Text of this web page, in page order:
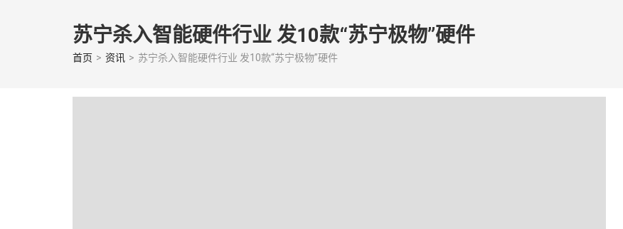
苏宁杀入智能硬件行业 发10款“苏宁极物”硬件
首页 > 资讯 > 苏宁杀入智能硬件行业 发10款“苏宁极物”硬件